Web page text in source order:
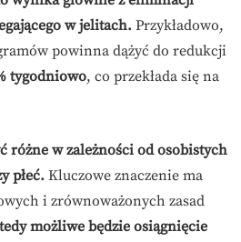
w jelitach. Przykładowo,
powinna dążyć do redukcji
tygodniowo, co przekłada się na
różne w zależności od osobistych
płeć. Kluczowe znaczenie ma
i zrównoważonych zasad
możliwe będzie osiągnięcie